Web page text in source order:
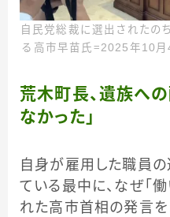
自民党総裁に選出されたの
る高市早苗氏＝2025年10月4
荒木町長、遺族へ
なかった」
自身が雇用した職員
ている最中に、なぜ「
れた高市首相の発言を